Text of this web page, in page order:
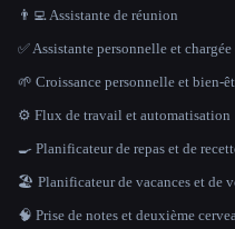
👨‍💻 Assistante de réunion
✅ Assistante personnelle et chargée
🌱 Croissance personnelle et bien-
⚙️ Flux de travail et automatisation
🍳 Planificateur de repas et de
🏖 Planificateur de vacances et de
🧠 Prise de notes et deuxième